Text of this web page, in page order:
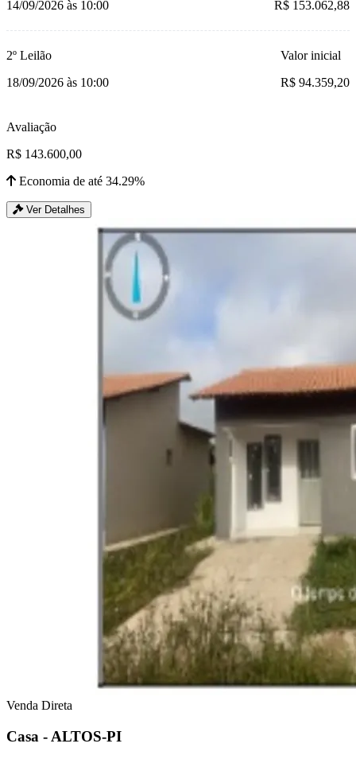
14/09/2026 às 10:00 R$ 153.062,88
2º Leilão
18/09/2026 às 10:00
Valor inicial
R$ 94.359,20
Avaliação
R$ 143.600,00
Economia de até 34.29%
Ver Detalhes
Venda Direta
Casa - ALTOS-PI